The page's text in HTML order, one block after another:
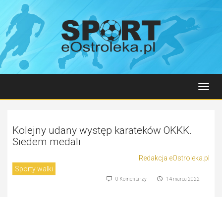
Kolejny udany występ karateków OKKK.
Siedem medali
Redakcja eOstroleka.pl
Sporty walki
14 marca 2022
0 Komentarzy